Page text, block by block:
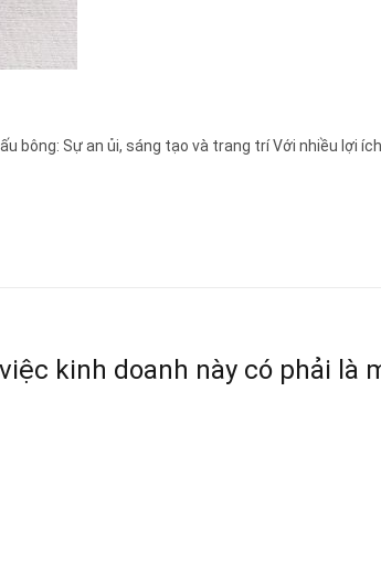
Sự an ủi, sáng tạo và trang trí Với nhiều lợi ích
kinh doanh này có phải là